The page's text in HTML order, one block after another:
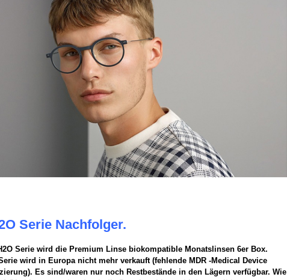
Serie Nachfolger.
Serie wird die Premium Linse biokompatible Monatslinsen 6er Box.
wird in Europa nicht mehr verkauft (fehlende MDR -Medical Device
Es sind/waren nur noch Restbestände in den Lägern verfügbar. Wie